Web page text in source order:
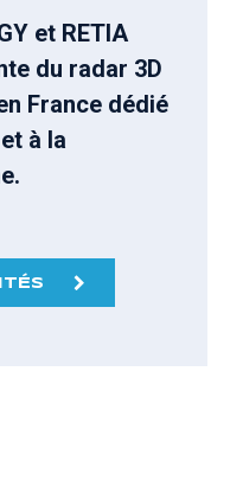
et RETIA
du radar 3D
France dédié
à la